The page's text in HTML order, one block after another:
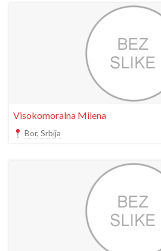
Visokomoralna Milena
Bor, Srbija